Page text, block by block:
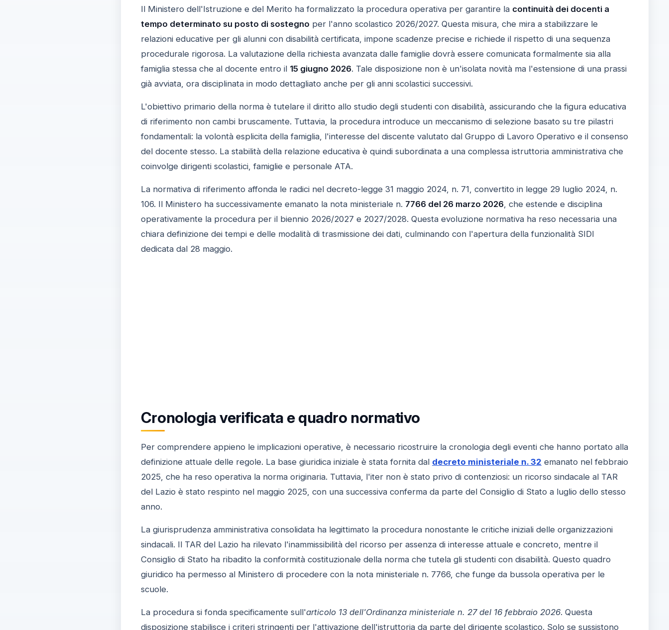
Il Ministero dell'Istruzione e del Merito ha formalizzato la procedura operativa per garantire la continuità dei docenti a
tempo determinato su posto di sostegno per l'anno scolastico 2026/2027. Questa misura, che mira a stabilizzare le
relazioni educative per gli alunni con disabilità certificata, impone scadenze precise e richiede il rispetto di una sequenza
procedurale rigorosa. La valutazione della richiesta avanzata dalle famiglie dovrà essere comunicata formalmente sia alla
famiglia stessa che al docente entro il 15 giugno 2026. Tale disposizione non è un'isolata novità ma l'estensione di una prassi
già avviata, ora disciplinata in modo dettagliato anche per gli anni scolastici successivi.
L'obiettivo primario della norma è tutelare il diritto allo studio degli studenti con disabilità, assicurando che la figura educativa
di riferimento non cambi bruscamente. Tuttavia, la procedura introduce un meccanismo di selezione basato su tre pilastri
fondamentali: la volontà esplicita della famiglia, l'interesse del discente valutato dal Gruppo di Lavoro Operativo e il consenso
del docente stesso. La stabilità della relazione educativa è quindi subordinata a una complessa istruttoria amministrativa che
coinvolge dirigenti scolastici, famiglie e personale ATA.
La normativa di riferimento affonda le radici nel decreto-legge 31 maggio 2024, n. 71, convertito in legge 29 luglio 2024, n.
106. Il Ministero ha successivamente emanato la nota ministeriale n. 7766 del 26 marzo 2026, che estende e disciplina
operativamente la procedura per il biennio 2026/2027 e 2027/2028. Questa evoluzione normativa ha reso necessaria una
chiara definizione dei tempi e delle modalità di trasmissione dei dati, culminando con l'apertura della funzionalità SIDI
dedicata dal 28 maggio.
Cronologia verificata e quadro normativo
Per comprendere appieno le implicazioni operative, è necessario ricostruire la cronologia degli eventi che hanno portato alla
definizione attuale delle regole. La base giuridica iniziale è stata fornita dal decreto ministeriale n. 32 emanato nel febbraio
2025, che ha reso operativa la norma originaria. Tuttavia, l'iter non è stato privo di contenziosi: un ricorso sindacale al TAR
del Lazio è stato respinto nel maggio 2025, con una successiva conferma da parte del Consiglio di Stato a luglio dello stesso
anno.
La giurisprudenza amministrativa consolidata ha legittimato la procedura nonostante le critiche iniziali delle organizzazioni
sindacali. Il TAR del Lazio ha rilevato l'inammissibilità del ricorso per assenza di interesse attuale e concreto, mentre il
Consiglio di Stato ha ribadito la conformità costituzionale della norma che tutela gli studenti con disabilità. Questo quadro
giuridico ha permesso al Ministero di procedere con la nota ministeriale n. 7766, che funge da bussola operativa per le
scuole.
La procedura si fonda specificamente sull'articolo 13 dell'Ordinanza ministeriale n. 27 del 16 febbraio 2026. Questa
disposizione stabilisce i criteri stringenti per l'attivazione dell'istruttoria da parte del dirigente scolastico. Solo se sussistono